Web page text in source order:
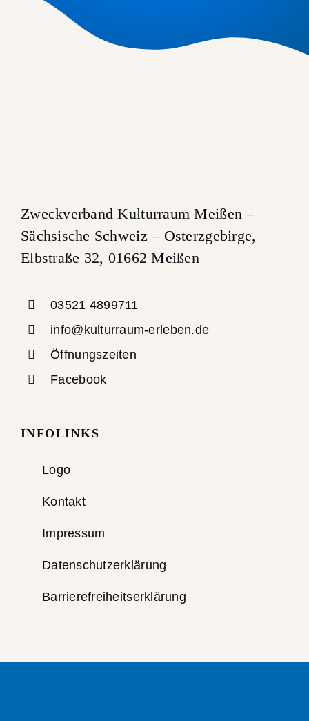
Zweckverband Kulturraum Meißen –
Sächsische Schweiz – Osterzgebirge,
Elbstraße 32, 01662 Meißen
03521 4899711
info@kulturraum-erleben.de
Öffnungszeiten
Facebook
INFOLINKS
Logo
Kontakt
Impressum
Datenschutzerklärung
Barrierefreiheitserklärung